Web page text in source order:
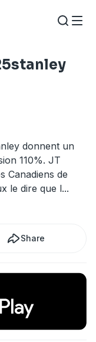
donnent un
110%. JT
Canadiens de
le dire que l...
Share